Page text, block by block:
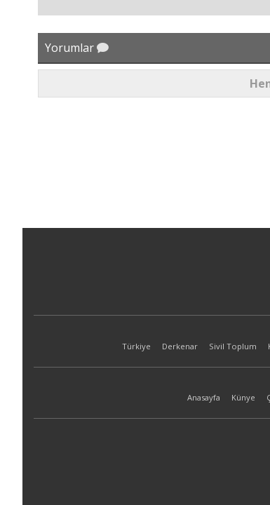
Yorumlar
Türkiye Derkenar Sivil Toplum
Anasayfa Künye